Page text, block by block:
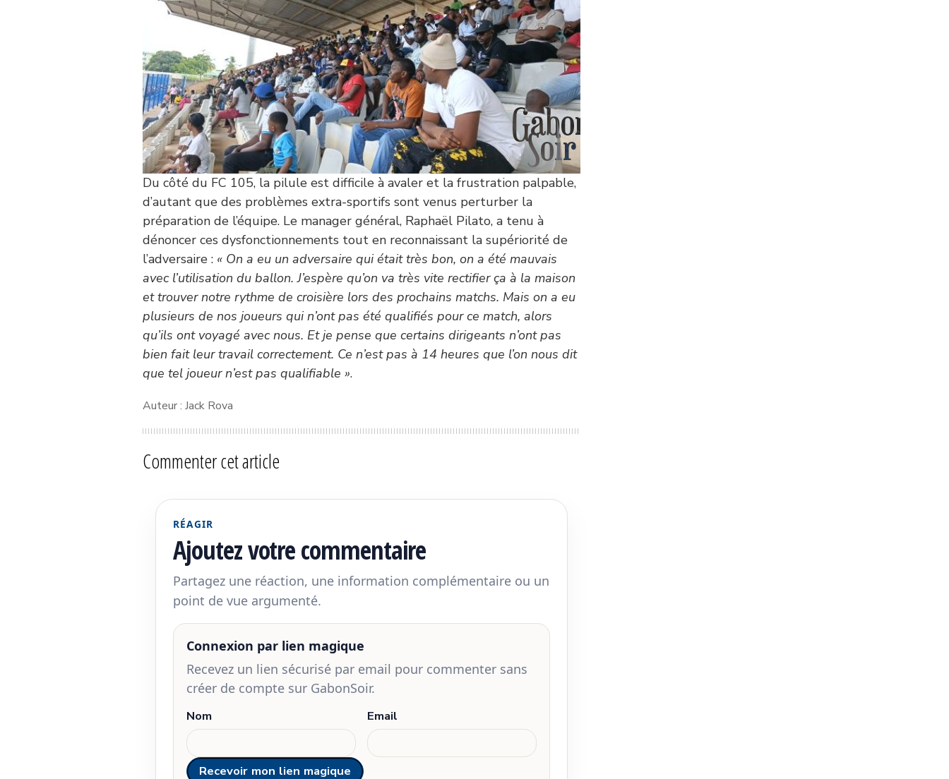
Du côté du FC 105, la pilule est difficile à avaler et la frustration palpable,
d’autant que des problèmes extra-sportifs sont venus perturber la
préparation de l’équipe. Le manager général, Raphaël Pilato, a tenu à
dénoncer ces dysfonctionnements tout en reconnaissant la supériorité de
l’adversaire : « On a eu un adversaire qui était très bon, on a été mauvais
avec l’utilisation du ballon. J’espère qu’on va très vite rectifier ça à la maison
et trouver notre rythme de croisière lors des prochains matchs. Mais on a eu
plusieurs de nos joueurs qui n’ont pas été qualifiés pour ce match, alors
qu’ils ont voyagé avec nous. Et je pense que certains dirigeants n’ont pas
bien fait leur travail correctement. Ce n’est pas à 14 heures que l’on nous dit
que tel joueur n’est pas qualifiable ».
Auteur : Jack Rova
Commenter cet article
RÉAGIR
Ajoutez votre commentaire
Partagez une réaction, une information complémentaire ou un
point de vue argumenté.
Connexion par lien magique
Recevez un lien sécurisé par email pour commenter sans
créer de compte sur GabonSoir.
Nom Email